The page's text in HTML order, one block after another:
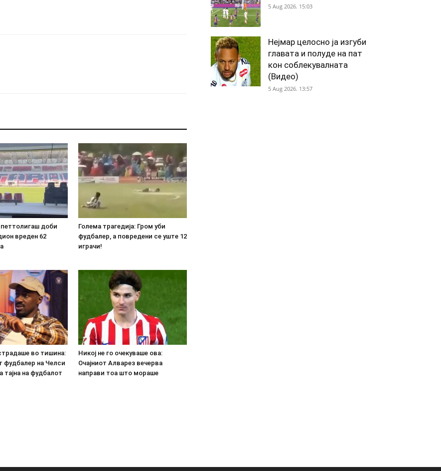
петтолигаш доби
вреден 62
Голема трагедија: Гром уби
фудбалер, а повредени се уште 12
играчи!
во тишина:
фудбалер на Челси
тајна на фудбалот
Никој не го очекуваше ова:
Очајниот Алварез вечерва
направи тоа што мораше
5 Aug 2026. 15:03
Нејмар целосно ја изгуби
главата и полуде на пат
кон соблекувалната
(Видео)
5 Aug 2026. 13:57